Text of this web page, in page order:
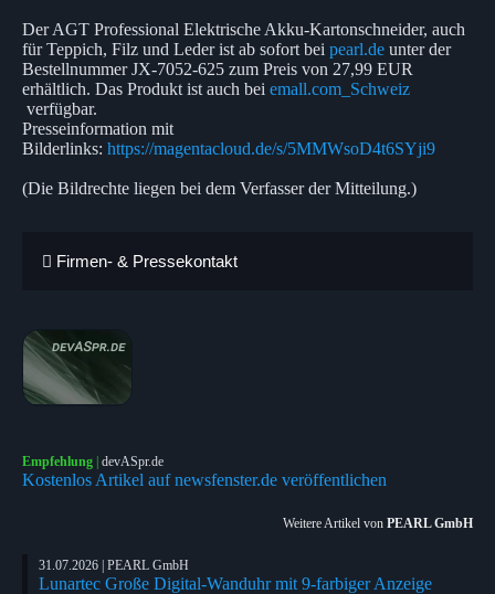
Der AGT Professional Elektrische Akku-Kartonschneider, auch
für Teppich, Filz und Leder ist ab sofort bei pearl.de unter der
Bestellnummer JX-7052-625 zum Preis von 27,99 EUR
erhältlich. Das Produkt ist auch bei emall.com_Schweiz
verfügbar.
Presseinformation mit
Bilderlinks: https://magentacloud.de/s/5MMWsoD4t6SYji9
(Die Bildrechte liegen bei dem Verfasser der Mitteilung.)
Firmen- & Pressekontakt
Empfehlung | devASpr.de
Kostenlos Artikel auf newsfenster.de veröffentlichen
Weitere Artikel von PEARL GmbH
31.07.2026 | PEARL GmbH
Lunartec Große Digital-Wanduhr mit 9-farbiger Anzeige